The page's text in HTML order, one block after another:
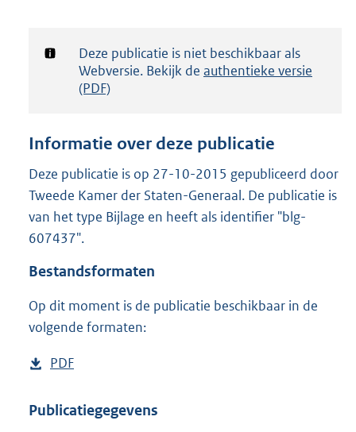
d
g
t
e
:
4
Notificatie:
Deze publicatie is niet beschikbaar als
Webversie. Bekijk de authentieke versie
(PDF)
Informatie over deze publicatie
Deze publicatie is op 27-10-2015 gepubliceerd door
Tweede Kamer der Staten-Generaal. De publicatie is
van het type Bijlage en heeft als identifier "blg-
607437".
Bestandsformaten
Op dit moment is de publicatie beschikbaar in de
volgende formaten:
D
w
PDF
s
Publicatiegegevens